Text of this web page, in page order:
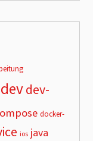
devdev-
docker-
ios java